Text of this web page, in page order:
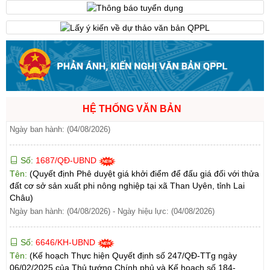
HỆ THỐNG VĂN BẢN
(Công văn V/v triển khai thực hiện chế độ phụ cấp ưu đãi
theo nghề đối với nhà giáo, CBQL cơ sở giáo dục và nhân sự hỗ
trợ giáo dục công tác trong các cơ sở giáo dục công lập theo
Nghị định số 182/2026/NĐ-CP)
Ngày ban hành: (04/08/2026)
Số:1687/QĐ-UBND
(Quyết định Phê duyệt giá khởi điểm để đấu giá đối với thửa
đất cơ sở sản xuất phi nông nghiệp tại xã Than Uyên, tỉnh Lai
Châu)
Ngày ban hành: (04/08/2026) -Ngày hiệu lực: (04/08/2026)
Số:6646/KH-UBND
Tên:(Kế hoạch Thực hiện Quyết định số 247/QĐ-TTg ngày
06/02/2025 của Thủ tướng Chính phủ và Kế hoạch số 184-
KH/TU ngày 27/6/2023 của Tỉnh ủy về thực hiện Chỉ thị số 21-
nghiệp đến năm 2030, tầm nhìn đến năm 2045)
Ngày ban hành: (04/08/2026)